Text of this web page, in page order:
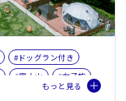
#ドッグラン付き
#富士山
#女子旅